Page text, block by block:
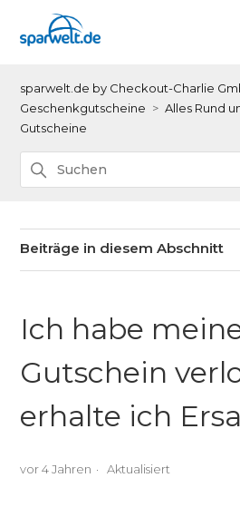
sparwelt.de by Checkout-Charlie
Geschenkgutscheine
Alles Rund
Gutscheine
Beiträge in diesem Abschnitt
Ich habe
Gutschein
erhalte ich
vor 4 Jahren Aktualisiert